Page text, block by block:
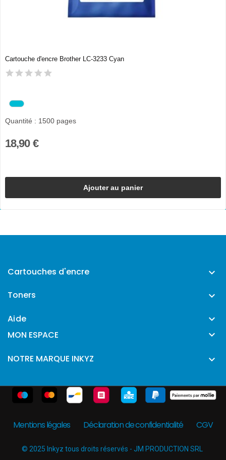
Cartouche d'encre Brother LC-3233 Cyan
Quantité : 1500 pages
18,90 €
Ajouter au panier
Cartouches d'encre 
Toners 
Aide 
MON ESPACE 
NOTRE MARQUE INKYZ 
Mentions légales Déclaration de confidentialité CGV
© 2025 Inkyz tous droits réservés - JM PRODUCTION SRL